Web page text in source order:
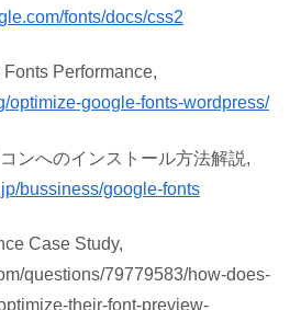
fonts/docs/css2
Performance,
optimize-google-fonts-wordpress/
ンへのインストール方法解説,
bussiness/google-fonts
Case Study,
questions/79779583/how-does-
their-font-preview-